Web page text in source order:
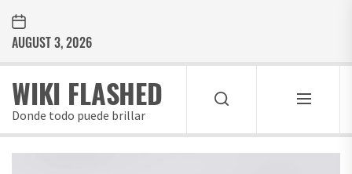
the
content
AUGUST 3, 2026
WIKI FLASHED
Donde todo puede brillar